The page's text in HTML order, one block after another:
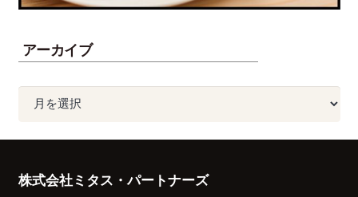
アーカイブ
カ
ブ
株式会社ミタス・パートナーズ